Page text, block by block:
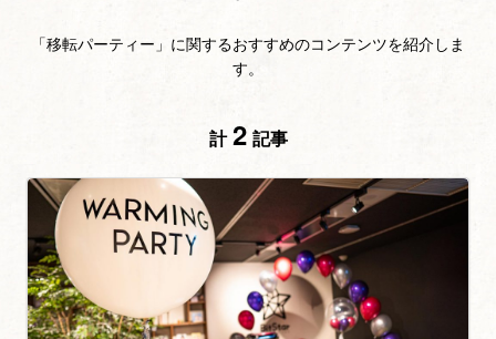
「移転パーティー」に関するおすすめのコンテンツを紹介しま
す。
計 2 記事